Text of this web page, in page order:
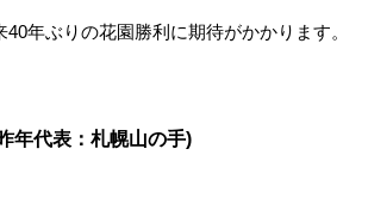
年ぶりの花園勝利に期待がかかります。
年代表：札幌山の手)